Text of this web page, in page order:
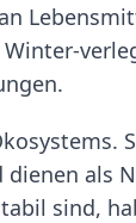
als
sind,